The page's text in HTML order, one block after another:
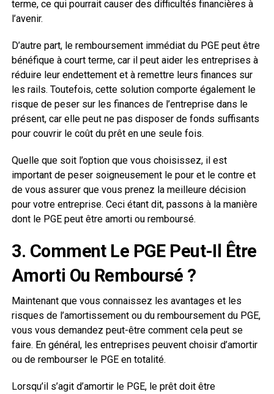
terme, ce qui pourrait causer des difficultés financières à
l’avenir.
D’autre part, le remboursement immédiat du PGE peut être
bénéfique à court terme, car il peut aider les entreprises à
réduire leur endettement et à remettre leurs finances sur
les rails. Toutefois, cette solution comporte également le
risque de peser sur les finances de l’entreprise dans le
présent, car elle peut ne pas disposer de fonds suffisants
pour couvrir le coût du prêt en une seule fois.
Quelle que soit l’option que vous choisissez, il est
important de peser soigneusement le pour et le contre et
de vous assurer que vous prenez la meilleure décision
pour votre entreprise. Ceci étant dit, passons à la manière
dont le PGE peut être amorti ou remboursé.
3. Comment Le PGE Peut-Il Être
Amorti Ou Remboursé ?
Maintenant que vous connaissez les avantages et les
risques de l’amortissement ou du remboursement du PGE,
vous vous demandez peut-être comment cela peut se
faire. En général, les entreprises peuvent choisir d’amortir
ou de rembourser le PGE en totalité.
Lorsqu’il s’agit d’amortir le PGE, le prêt doit être